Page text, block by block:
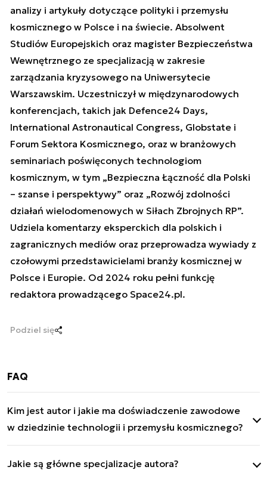
analizy i artykuły dotyczące polityki i przemysłu
kosmicznego w Polsce i na świecie. Absolwent
Studiów Europejskich oraz magister Bezpieczeństwa
Wewnętrznego ze specjalizacją w zakresie
zarządzania kryzysowego na Uniwersytecie
Warszawskim. Uczestniczył w międzynarodowych
konferencjach, takich jak Defence24 Days,
International Astronautical Congress, Globstate i
Forum Sektora Kosmicznego, oraz w branżowych
seminariach poświęconych technologiom
kosmicznym, w tym „Bezpieczna Łączność dla Polski
– szanse i perspektywy” oraz „Rozwój zdolności
działań wielodomenowych w Siłach Zbrojnych RP”.
Udziela komentarzy eksperckich dla polskich i
zagranicznych mediów oraz przeprowadza wywiady z
czołowymi przedstawicielami branży kosmicznej w
Polsce i Europie. Od 2024 roku pełni funkcję
redaktora prowadzącego Space24.pl.
Podziel się
FAQ
Kim jest autor i jakie ma doświadczenie zawodowe
w dziedzinie technologii i przemysłu kosmicznego?
kosmicznej, rozwoju polskiego sektora
Jakie są główne specjalizacje autora?